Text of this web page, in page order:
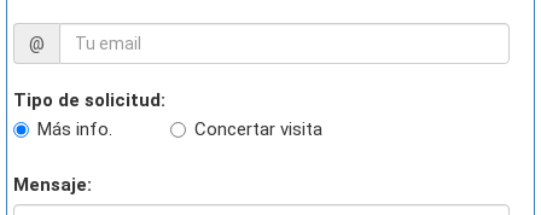
@
Tipo de solicitud:
Más info.
Concertar visita
Mensaje: